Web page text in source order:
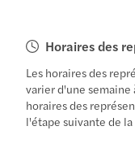
Horaires des
Les horaires des
varier d'une
horaires des
l'étape suivante de